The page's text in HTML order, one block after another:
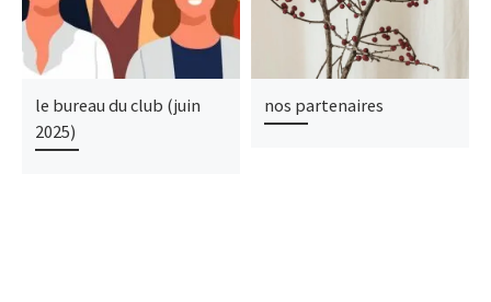
le bureau du club (juin
2025)
nos partenaires